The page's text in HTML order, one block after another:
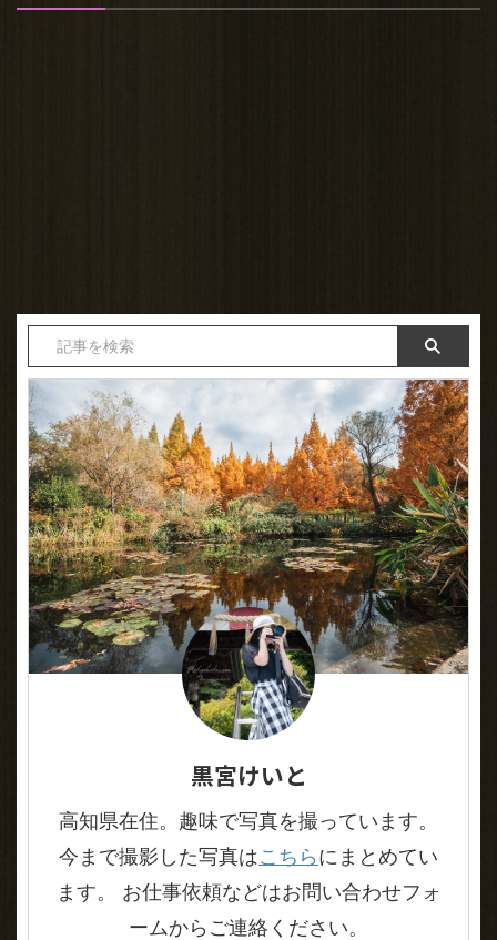
黒宮けいと
高知県在住。趣味で写真を撮っています。
今まで撮影した写真はこちらにまとめてい
ます。 お仕事依頼などはお問い合わせフォ
ームからご連絡ください。